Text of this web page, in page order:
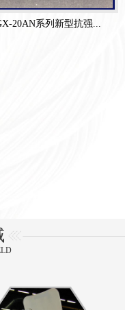
20AN系列新型抗强...